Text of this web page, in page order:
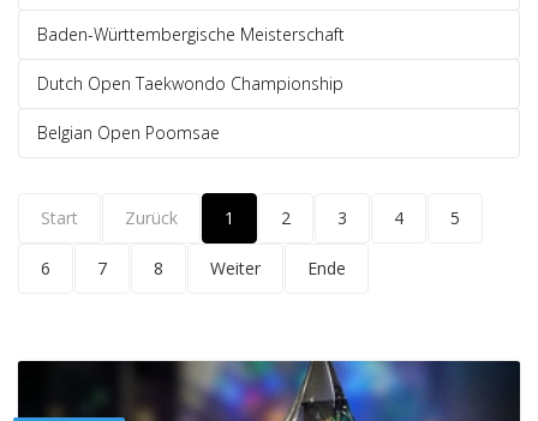
Baden-Württembergische Meisterschaft
Dutch Open Taekwondo Championship
Belgian Open Poomsae
Start Zurück 1 2 3 4 5
6 7 8 Weiter Ende